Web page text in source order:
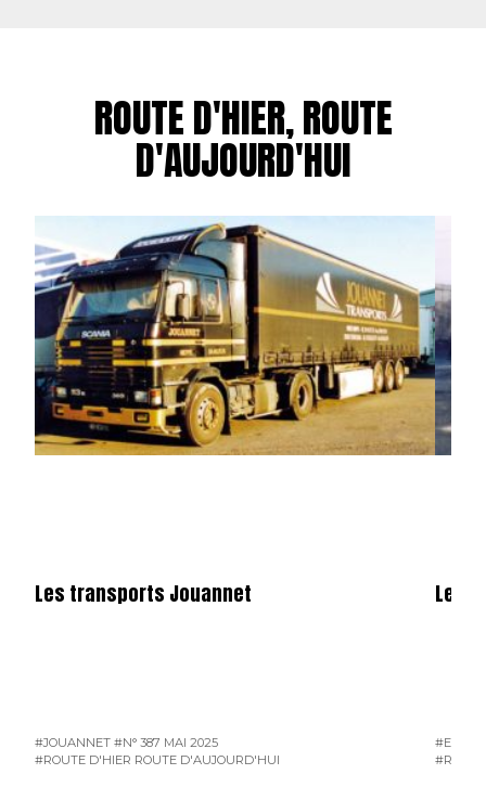
ROUTE D'HIER, ROUTE
D'AUJOURD'HUI
Les transports Jouannet
#JOUANNET #N° 387 MAI 2025
#ROUTE D'HIER ROUTE D'AUJOURD'HUI
Les
#EAM